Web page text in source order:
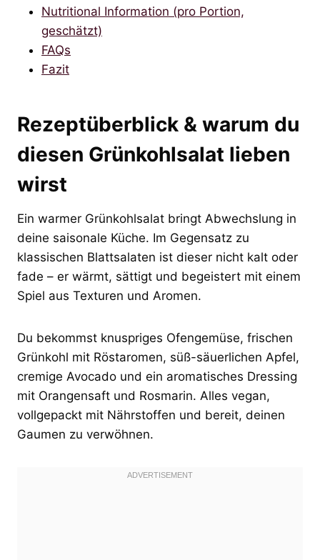
Nutritional Information (pro Portion,
geschätzt)
FAQs
Fazit
Rezeptüberblick & warum du
diesen Grünkohlsalat lieben
wirst
Ein warmer Grünkohlsalat bringt Abwechslung in
deine saisonale Küche. Im Gegensatz zu
klassischen Blattsalaten ist dieser nicht kalt oder
fade – er wärmt, sättigt und begeistert mit einem
Spiel aus Texturen und Aromen.
Du bekommst knuspriges Ofengemüse, frischen
Grünkohl mit Röstaromen, süß-säuerlichen Apfel,
cremige Avocado und ein aromatisches Dressing
mit Orangensaft und Rosmarin. Alles vegan,
vollgepackt mit Nährstoffen und bereit, deinen
Gaumen zu verwöhnen.